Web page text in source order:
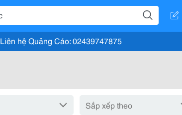
Liên hệ Quảng Cáo: 02439747875